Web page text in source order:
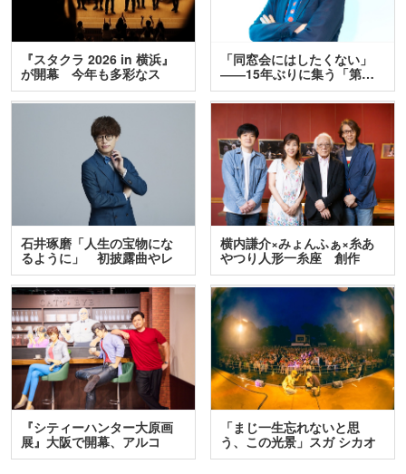
『スタクラ 2026 in 横浜』
が開幕 今年も多彩なス
テ…
「同窓会にはしたくない」
――15年ぶりに集う「第…
石井琢磨「人生の宝物にな
るように」 初披露曲やレ
ア…
横内謙介×みょんふぁ×糸あ
やつり人形一糸座 創作
人…
『シティーハンター大原画
展』大阪で開幕、アルコ
＆…
「まじ一生忘れないと思
う、この光景」スガ シカオ
と…